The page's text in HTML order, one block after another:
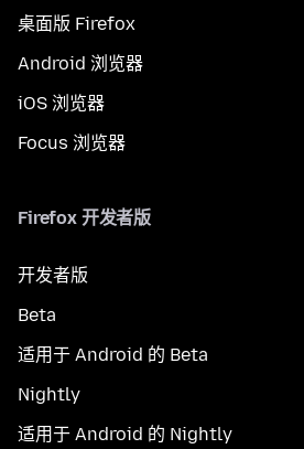
桌面版 Firefox
Android 浏览器
iOS 浏览器
Focus 浏览器
Firefox 开发者版
开发者版
Beta
适用于 Android 的 Beta
Nightly
适用于 Android 的 Nightly